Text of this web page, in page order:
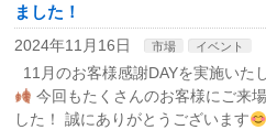
ました！
2024年11月16日
市場 イベント
11月のお客様感謝DAYを実施いた
今回もたくさんのお客様にご来
した！ 誠にありがとうございます